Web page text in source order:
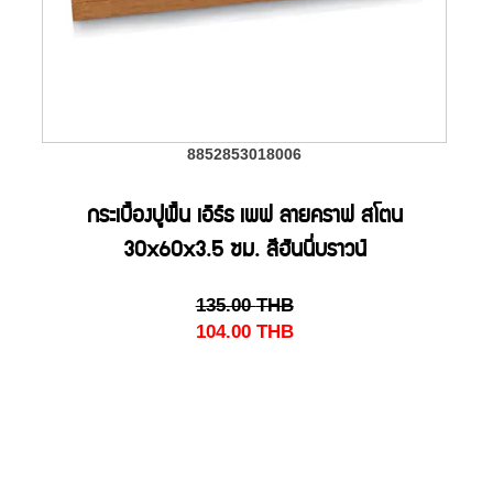
8852853018006
กระเบื้องปูพื้น เอิร์ธ เพฟ ลายคราฟ สโตน
30x60x3.5 ซม. สีฮันนี่บราวน์
135.00 THB
104.00 THB